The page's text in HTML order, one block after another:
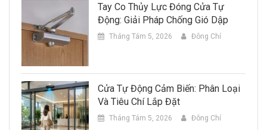
Tay Co Thủy Lực Đóng Cửa Tự
Động: Giải Pháp Chống Gió Dập
Tháng Tám 5, 2026 Đông Chí
Cửa Tự Động Cảm Biến: Phân Loại
Và Tiêu Chí Lắp Đặt
Tháng Tám 5, 2026 Đông Chí